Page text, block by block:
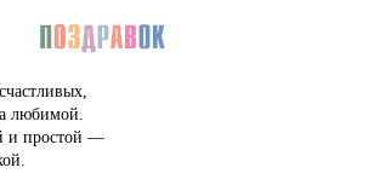
любимой.
и простой —